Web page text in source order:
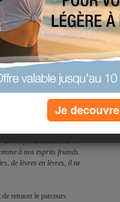
les fêlures du temps, ce
le charme de certains
demeure un comparse
plaisir à portée de main et
l'enfance en bouche ?
à nos esprits friands.
de lèvres en lèvres, il ne
retracer le parcours
Je decouvre